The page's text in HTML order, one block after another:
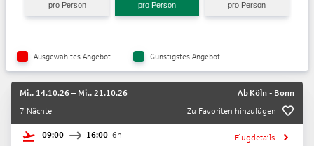
pro Person pro Person pro Person
Ausgewähltes Angebot Günstigstes Angebot
Mi., 14.10.26 – Mi., 21.10.26 Ab Köln - Bonn
7 Nächte
Zu Favoriten hinzufügen
09:00 16:00 6h
Flugdetails